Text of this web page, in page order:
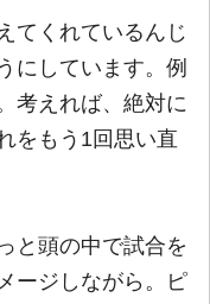
てくれているんじ
にしています。例
考えれば、絶対に
をもう1回思い直
と頭の中で試合を
ージしながら。ピ